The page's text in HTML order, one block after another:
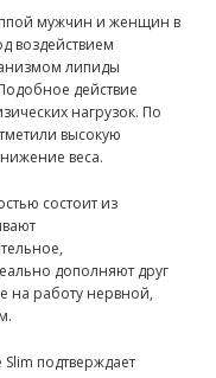
мужчин и женщин в
воздействием
липиды
действие
нагрузок. По
высокую
веса.
состоит из
дополняют друг
на работу нервной,
подтверждает